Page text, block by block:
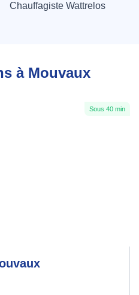
Chauffagiste Wattrelos
à Mouvaux
Sous 40 min